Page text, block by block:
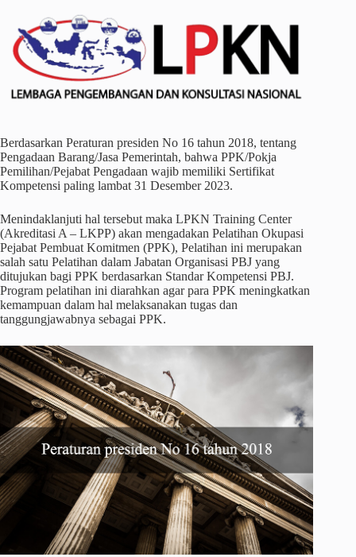
Berdasarkan Peraturan presiden No 16 tahun 2018, tentang
Pengadaan Barang/Jasa Pemerintah, bahwa PPK/Pokja
Pemilihan/Pejabat Pengadaan wajib memiliki Sertifikat
Kompetensi paling lambat 31 Desember 2023.
Menindaklanjuti hal tersebut maka LPKN Training Center
(Akreditasi A – LKPP) akan mengadakan Pelatihan Okupasi
Pejabat Pembuat Komitmen (PPK), Pelatihan ini merupakan
salah satu Pelatihan dalam Jabatan Organisasi PBJ yang
ditujukan bagi PPK berdasarkan Standar Kompetensi PBJ.
Program pelatihan ini diarahkan agar para PPK meningkatkan
kemampuan dalam hal melaksanakan tugas dan
tanggungjawabnya sebagai PPK.